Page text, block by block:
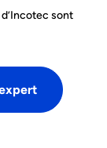
sont